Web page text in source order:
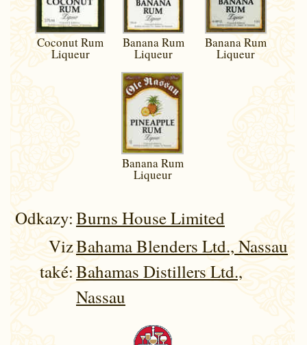
Coconut Rum
Liqueur
Banana Rum
Liqueur
Banana Rum
Liqueur
Banana Rum
Liqueur
Odkazy:Burns House Limited
Viz
také:
Bahama Blenders Ltd., Nassau
Bahamas Distillers Ltd.,
Nassau